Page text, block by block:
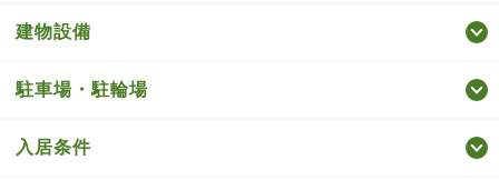
建物設備
駐車場・駐輪場
入居条件